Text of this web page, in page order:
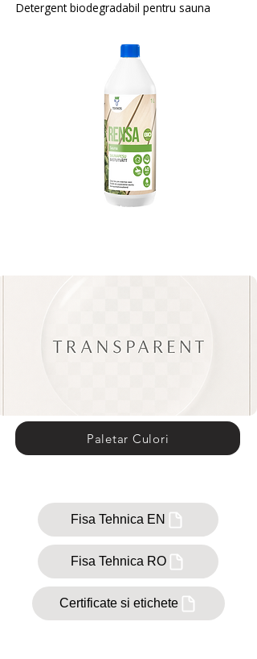
Detergent biodegradabil pentru sauna
Paletar Culori
Fisa Tehnica EN
Fisa Tehnica RO
Certificate si etichete